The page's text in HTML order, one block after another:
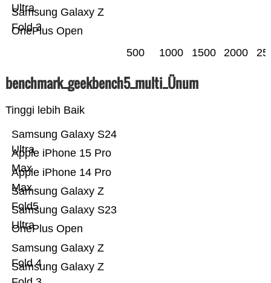
OnePlus Open
Samsung Galaxy Z
Fold 3
Ultra
500 1000 1500 2000
benchmark_geekbench5_multi_Ünum
Tinggi lebih Baik
Samsung Galaxy Z
Samsung Galaxy Z
Fold 4
OnePlus Open
Samsung Galaxy S23
Ultra
Samsung Galaxy Z
Fold5
Apple iPhone 14 Pro
Max
Apple iPhone 15 Pro
Max
Samsung Galaxy S24
Ultra